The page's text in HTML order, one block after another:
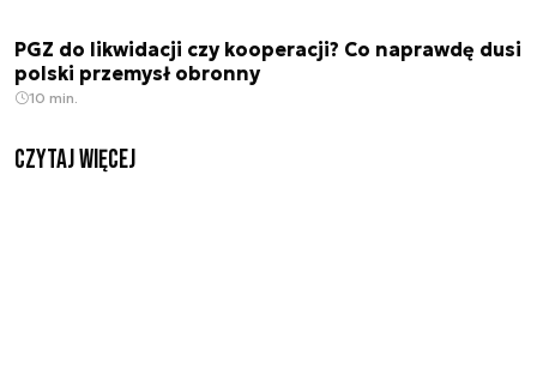
PGZ do likwidacji czy kooperacji? Co naprawdę dusi
polski przemysł obronny
10 min.
czytaj więcej